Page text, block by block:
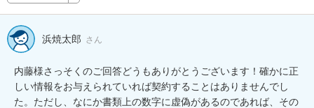
浜焼太郎 さん
内藤様さっそくのご回答どうもありがとうございます！確かに正
しい情報をお与えられていれば契約することはありませんでし
た。ただし、なにか書類上の数字に虚偽があるのであれば、その